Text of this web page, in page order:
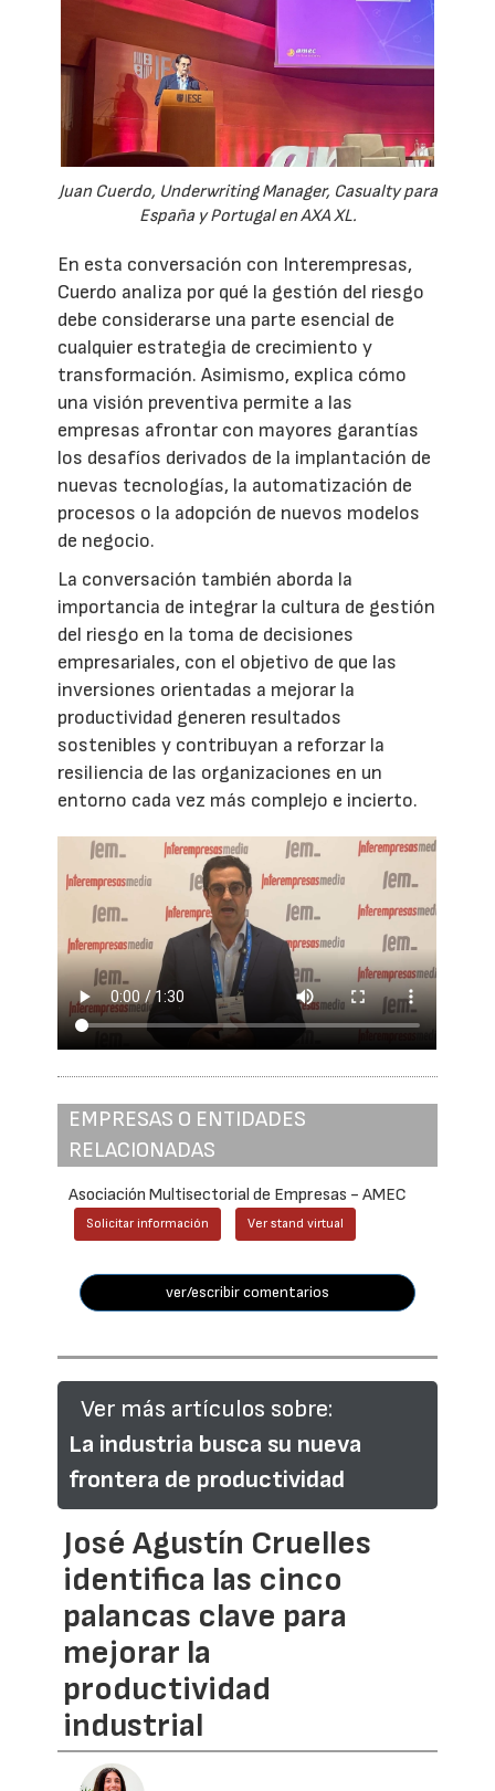
Juan Cuerdo, Underwriting Manager, Casualty para
España y Portugal en AXA XL.
En esta conversación con Interempresas,
Cuerdo analiza por qué la gestión del riesgo
debe considerarse una parte esencial de
cualquier estrategia de crecimiento y
transformación. Asimismo, explica cómo
una visión preventiva permite a las
empresas afrontar con mayores garantías
los desafíos derivados de la implantación de
nuevas tecnologías, la automatización de
procesos o la adopción de nuevos modelos
de negocio.
La conversación también aborda la
importancia de integrar la cultura de gestión
del riesgo en la toma de decisiones
empresariales, con el objetivo de que las
inversiones orientadas a mejorar la
productividad generen resultados
sostenibles y contribuyan a reforzar la
resiliencia de las organizaciones en un
entorno cada vez más complejo e incierto.
EMPRESAS O ENTIDADES
RELACIONADAS
Asociación Multisectorial de Empresas - AMEC
Solicitar información Ver stand virtual
ver/escribir comentarios
Ver más artículos sobre:
La industria busca su nueva
frontera de productividad
José Agustín Cruelles
identifica las cinco
palancas clave para
mejorar la
productividad
industrial